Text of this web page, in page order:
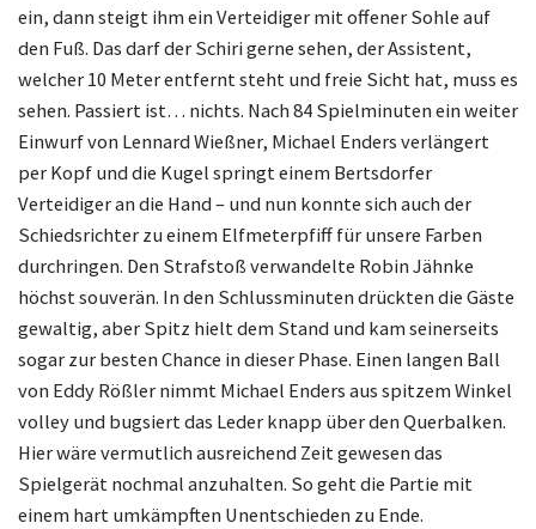
ein, dann steigt ihm ein Verteidiger mit offener Sohle auf
den Fuß. Das darf der Schiri gerne sehen, der Assistent,
welcher 10 Meter entfernt steht und freie Sicht hat, muss es
sehen. Passiert ist… nichts. Nach 84 Spielminuten ein weiter
Einwurf von Lennard Wießner, Michael Enders verlängert
per Kopf und die Kugel springt einem Bertsdorfer
Verteidiger an die Hand – und nun konnte sich auch der
Schiedsrichter zu einem Elfmeterpfiff für unsere Farben
durchringen. Den Strafstoß verwandelte Robin Jähnke
höchst souverän. In den Schlussminuten drückten die Gäste
gewaltig, aber Spitz hielt dem Stand und kam seinerseits
sogar zur besten Chance in dieser Phase. Einen langen Ball
von Eddy Rößler nimmt Michael Enders aus spitzem Winkel
volley und bugsiert das Leder knapp über den Querbalken.
Hier wäre vermutlich ausreichend Zeit gewesen das
Spielgerät nochmal anzuhalten. So geht die Partie mit
einem hart umkämpften Unentschieden zu Ende.